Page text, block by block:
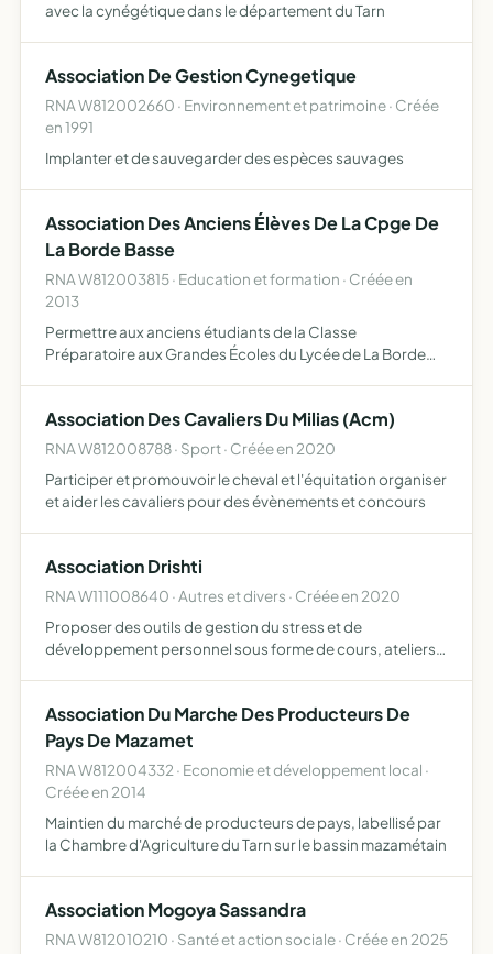
avec la cynégétique dans le département du Tarn
Association De Gestion Cynegetique
RNA W812002660 · Environnement et patrimoine · Créée
en 1991
Implanter et de sauvegarder des espèces sauvages
Association Des Anciens Élèves De La Cpge De
La Borde Basse
RNA W812003815 · Education et formation · Créée en
2013
Permettre aux anciens étudiants de la Classe
Préparatoire aux Grandes Écoles du Lycée de La Borde
expérience vécue au cours d…
Association Des Cavaliers Du Milias (Acm)
RNA W812008788 · Sport · Créée en 2020
Participer et promouvoir le cheval et l'équitation organiser
et aider les cavaliers pour des évènements et concours
Association Drishti
RNA W111008640 · Autres et divers · Créée en 2020
Proposer des outils de gestion du stress et de
développement personnel sous forme de cours, ateliers,
Association Du Marche Des Producteurs De
Pays De Mazamet
RNA W812004332 · Economie et développement local ·
Créée en 2014
Maintien du marché de producteurs de pays, labellisé par
la Chambre d'Agriculture du Tarn sur le bassin mazamétain
Association Mogoya Sassandra
RNA W812010210 · Santé et action sociale · Créée en 2025